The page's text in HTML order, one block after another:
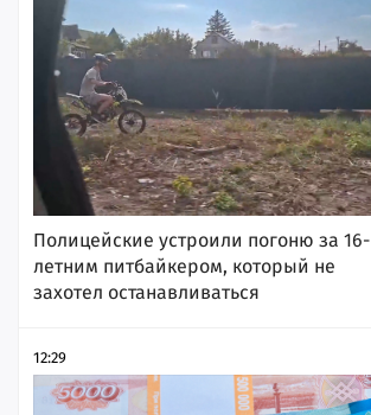
Полицейские устроили погоню за 16-
летним питбайкером, который не
захотел останавливаться
12:29